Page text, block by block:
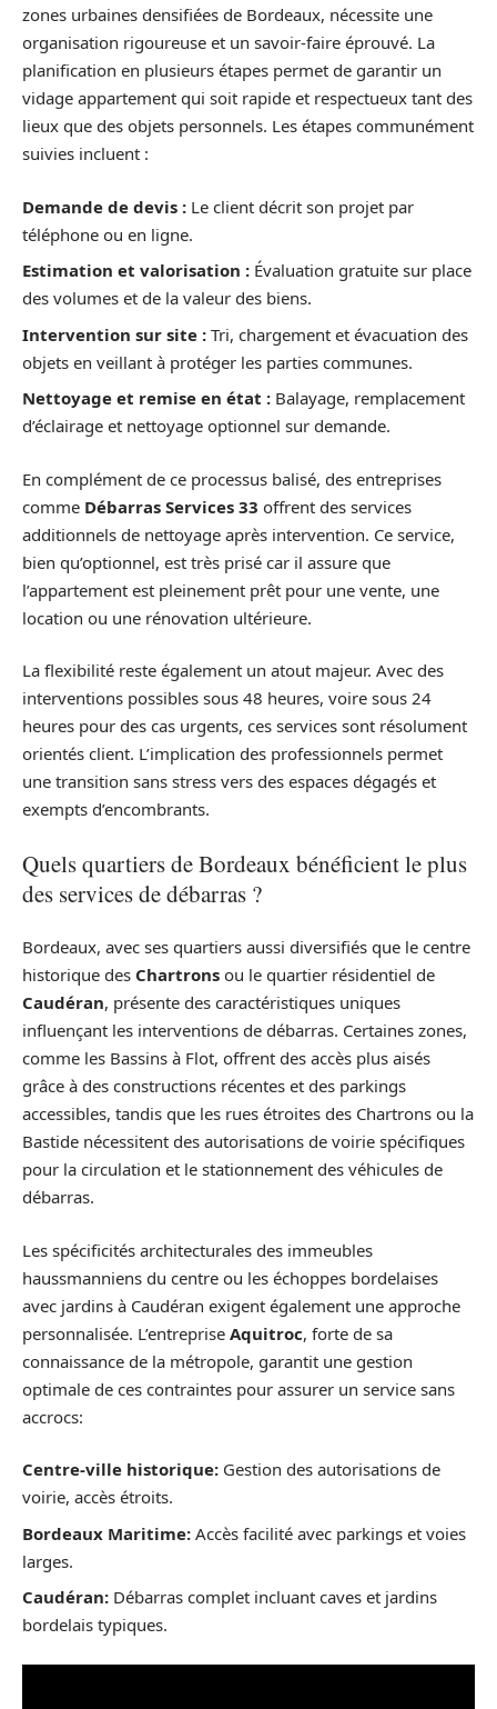
zones urbaines densifiées de Bordeaux, nécessite une
organisation rigoureuse et un savoir-faire éprouvé. La
planification en plusieurs étapes permet de garantir un
vidage appartement qui soit rapide et respectueux tant des
lieux que des objets personnels. Les étapes communément
suivies incluent :
Demande de devis : Le client décrit son projet par
téléphone ou en ligne.
Estimation et valorisation : Évaluation gratuite sur place
des volumes et de la valeur des biens.
Intervention sur site : Tri, chargement et évacuation des
objets en veillant à protéger les parties communes.
Nettoyage et remise en état : Balayage, remplacement
d’éclairage et nettoyage optionnel sur demande.
En complément de ce processus balisé, des entreprises
comme Débarras Services 33 offrent des services
additionnels de nettoyage après intervention. Ce service,
bien qu’optionnel, est très prisé car il assure que
l’appartement est pleinement prêt pour une vente, une
location ou une rénovation ultérieure.
La flexibilité reste également un atout majeur. Avec des
interventions possibles sous 48 heures, voire sous 24
heures pour des cas urgents, ces services sont résolument
orientés client. L’implication des professionnels permet
une transition sans stress vers des espaces dégagés et
exempts d’encombrants.
Quels quartiers de Bordeaux bénéficient le plus
des services de débarras ?
Bordeaux, avec ses quartiers aussi diversifiés que le centre
historique des Chartrons ou le quartier résidentiel de
Caudéran, présente des caractéristiques uniques
influençant les interventions de débarras. Certaines zones,
comme les Bassins à Flot, offrent des accès plus aisés
grâce à des constructions récentes et des parkings
accessibles, tandis que les rues étroites des Chartrons ou la
Bastide nécessitent des autorisations de voirie spécifiques
pour la circulation et le stationnement des véhicules de
débarras.
Les spécificités architecturales des immeubles
haussmanniens du centre ou les échoppes bordelaises
avec jardins à Caudéran exigent également une approche
personnalisée. L’entreprise Aquitroc, forte de sa
connaissance de la métropole, garantit une gestion
optimale de ces contraintes pour assurer un service sans
accrocs:
Centre-ville historique: Gestion des autorisations de
voirie, accès étroits.
Bordeaux Maritime: Accès facilité avec parkings et voies
larges.
Caudéran: Débarras complet incluant caves et jardins
bordelais typiques.